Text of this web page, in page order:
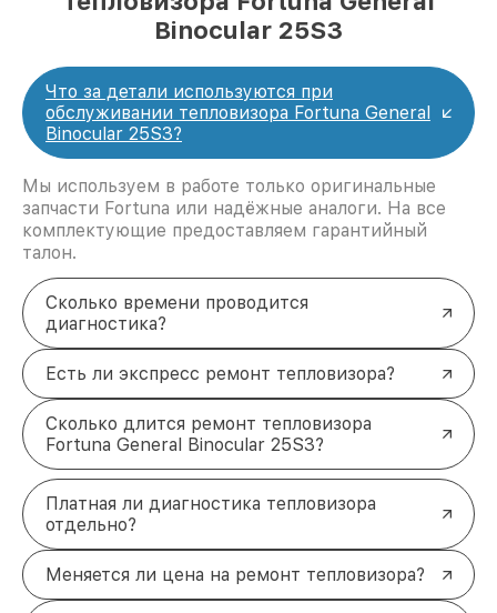
Binocular 25S3
Что за детали используются при
обслуживании тепловизора Fortuna General
Binocular 25S3?
Мы используем в работе только оригинальные
запчасти Fortuna или надёжные аналоги. На все
комплектующие предоставляем гарантийный
талон.
Сколько времени проводится
диагностика?
Есть ли экспресс ремонт тепловизора?
Сколько длится ремонт тепловизора
Fortuna General Binocular 25S3?
Платная ли диагностика тепловизора
отдельно?
Меняется ли цена на ремонт тепловизора?